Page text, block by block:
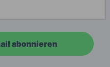
abonnieren